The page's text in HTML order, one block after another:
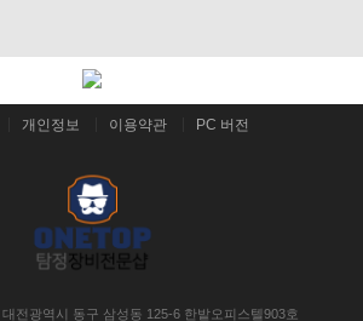
개인정보 이용약관 PC 버전
대전광역시 동구 삼성동 125-6 한밭오피스텔903호